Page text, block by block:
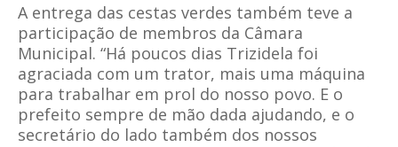
A entrega das cestas verdes também teve a
participação de membros da Câmara
Municipal. “Há poucos dias Trizidela foi
agraciada com um trator, mais uma máquina
para trabalhar em prol do nosso povo. E o
prefeito sempre de mão dada ajudando, e o
secretário do lado também dos nossos